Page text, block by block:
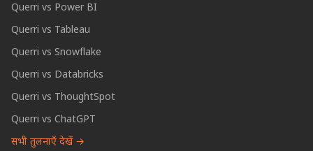
Querri vs Power BI
Querri vs Tableau
Querri vs Snowflake
Querri vs Databricks
Querri vs ThoughtSpot
Querri vs ChatGPT
सभी तुलनाएँ देखें →